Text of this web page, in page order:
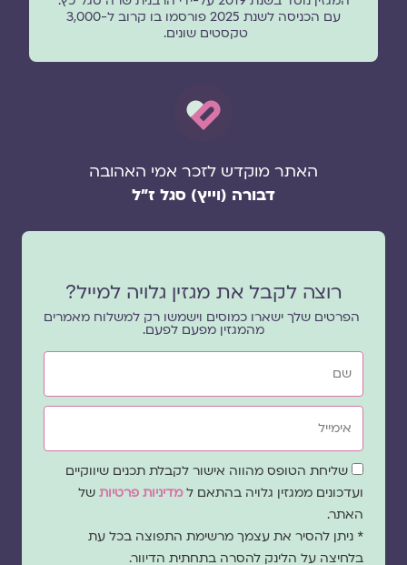
עם הכניסה לשנת 2025 פורסמו בו קרוב ל-3,000
טקסטים שונים.
האתר מוקדש לזכר אמי האהובה
דבורה (וייץ) סגל ז"ל
רוצה לקבל את מגזין גלויה למייל?
הפרטים שלך ישארו כמוסים וישמשו רק למשלוח מאמרים
מהמגזין מפעם לפעם.
שם
אימייל
שדה
הסכמה
שליחת הטופס מהווה אישור לקבלת תכנים שיווקיים
ועדכונים ממגזין גלויה בהתאם ל מדיניות פרטיותשל
האתר.
* ניתן להסיר את עצמך מרשימת התפוצה בכל עת
בלחיצה על הלינק להסרה בתחתית הדיוור.